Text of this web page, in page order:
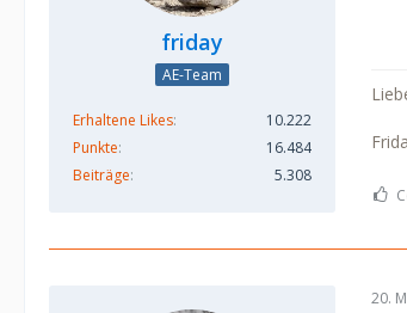
friday
AE-Team
Erhaltene Likes
10.222
Punkte
16.484
Beiträge
5.308
20.